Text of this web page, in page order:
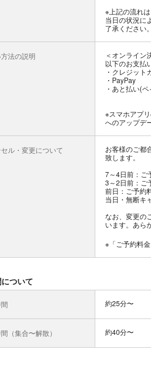
※上記の流れは
当日の状況に
了承ください。
法の説明
＜オンライン
以下のお支払
・クレジット
・PayPay
・あと払い(
※スマホアプ
へのアップデ
ル・変更について
お客様のご都
致します。
7～4日前：ご
3～2日前：ご
前日：ご予約
当日・無断キ
なお、変更の
います。あら
※「ご予約料
ついて
約25分〜
（集合〜解散） 約40分〜